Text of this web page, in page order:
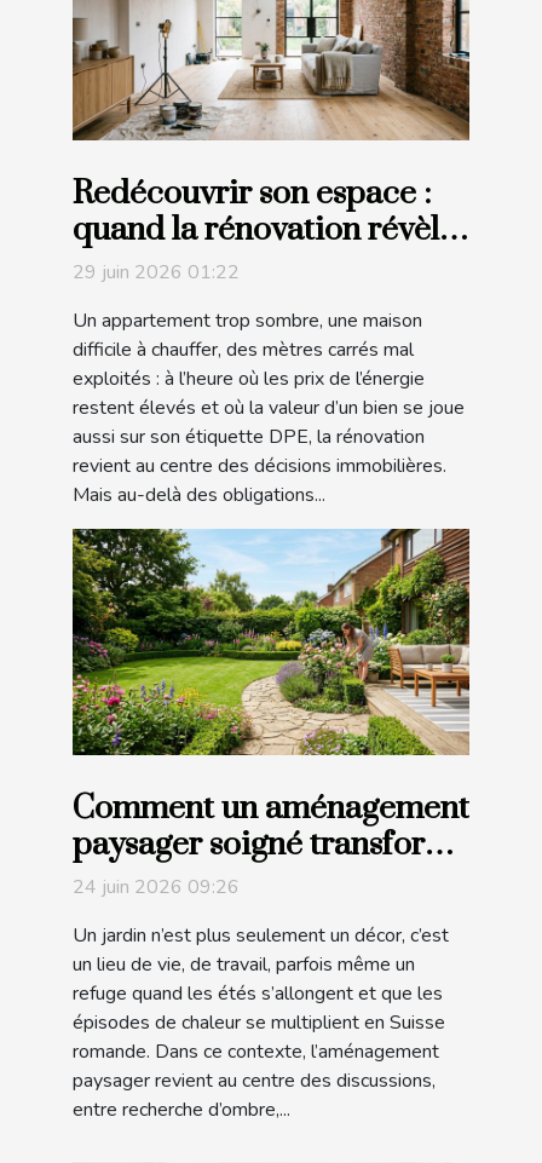
Redécouvrir son espace :
quand la rénovation révèle
le potentiel insoupçonné de
votre habitat
29 juin 2026 01:22
Un appartement trop sombre, une maison
difficile à chauffer, des mètres carrés mal
exploités : à l’heure où les prix de l’énergie
restent élevés et où la valeur d’un bien se joue
aussi sur son étiquette DPE, la rénovation
revient au centre des décisions immobilières.
Mais au-delà des obligations...
Comment un aménagement
paysager soigné transforme
l'expérience dans votre
jardin
24 juin 2026 09:26
Un jardin n’est plus seulement un décor, c’est
un lieu de vie, de travail, parfois même un
refuge quand les étés s’allongent et que les
épisodes de chaleur se multiplient en Suisse
romande. Dans ce contexte, l’aménagement
paysager revient au centre des discussions,
entre recherche d’ombre,...